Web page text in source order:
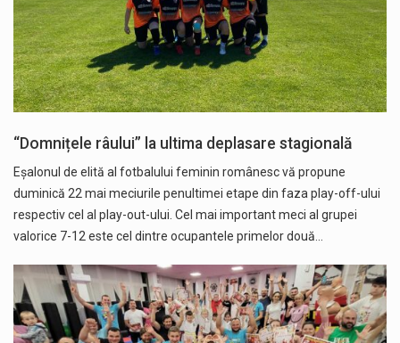
“Domnițele râului” la ultima deplasare stagională
Eșalonul de elită al fotbalului feminin românesc vă propune
duminică 22 mai meciurile penultimei etape din faza play-off-ului
respectiv cel al play-out-ului. Cel mai important meci al grupei
valorice 7-12 este cel dintre ocupantele primelor două…